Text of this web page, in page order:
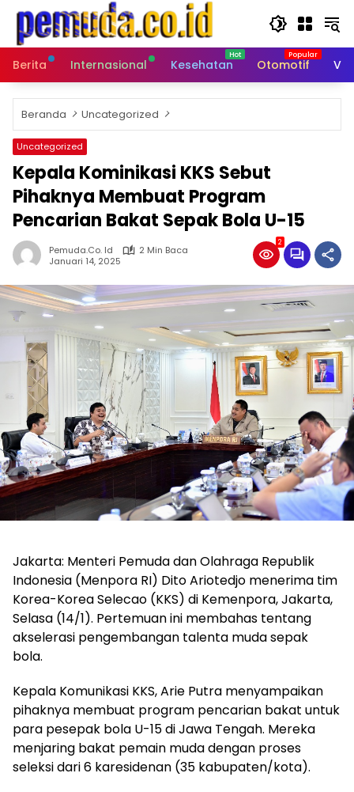
Langsung
konten
Berita
Internasional Kesehatan Otomotif
Beranda Uncategorized
Uncategorized
Kepala Kominikasi KKS Sebut
Pihaknya Membuat Program
Pencarian Bakat Sepak Bola U-15
Pemuda.co. Id
2 Min Baca
Januari 14, 2025
2
Jakarta: Menteri Pemuda dan Olahraga Republik
Indonesia (Menpora RI) Dito Ariotedjo menerima tim
Korea-Korea Selecao (KKS) di Kemenpora, Jakarta,
Selasa (14/1). Pertemuan ini membahas tentang
akselerasi pengembangan talenta muda sepak
bola.
Kepala Komunikasi KKS, Arie Putra menyampaikan
pihaknya membuat program pencarian bakat untuk
para pesepak bola U-15 di Jawa Tengah. Mereka
menjaring bakat pemain muda dengan proses
seleksi dari 6 karesidenan (35 kabupaten/kota).